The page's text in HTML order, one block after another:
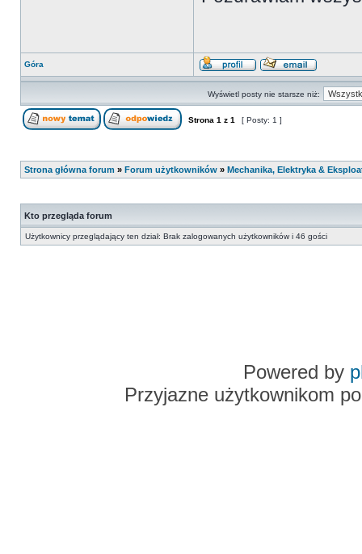
Góra
Wyświetl posty nie starsze niż:
Strona 1 z 1 [ Posty: 1 ]
Strona główna forum » Forum użytkowników » Mechanika, Elektryka &
Kto przegląda forum
Użytkownicy przeglądający ten dział: Brak zalogowanych użytkowników i 46 gości
Powered by
Przyjazne użytkownikom